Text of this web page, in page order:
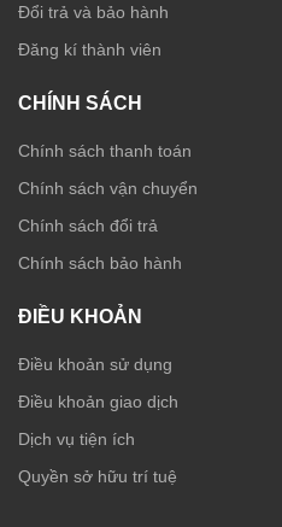
Đổi trả và bảo hành
Đăng kí thành viên
CHÍNH SÁCH
Chính sách thanh toán
Chính sách vận chuyển
Chính sách đổi trả
Chính sách bảo hành
ĐIỀU KHOẢN
Điều khoản sử dụng
Điều khoản giao dịch
Dịch vụ tiện ích
Quyền sở hữu trí tuệ